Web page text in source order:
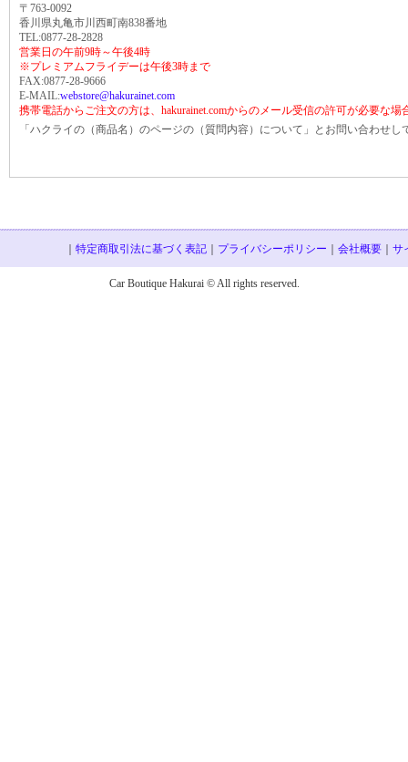
〒763-0092
香川県丸亀市川西町南838番地
TEL:0877-28-2828
営業日の午前9時～午後4時
※プレミアムフライデーは午後3時まで
FAX:0877-28-9666
E-MAIL:webstore@hakurainet.com
携帯電話からご注文の方は、hakurainet.comからのメール受信の許可が必要な場
「ハクライの（商品名）のページの（質問内容）について」とお問い合わせし
｜ 特定商取引法に基づく表記 ｜ プライバシーポリシー ｜ 会社概要 ｜ サ
Car Boutique Hakurai © All rights reserved.